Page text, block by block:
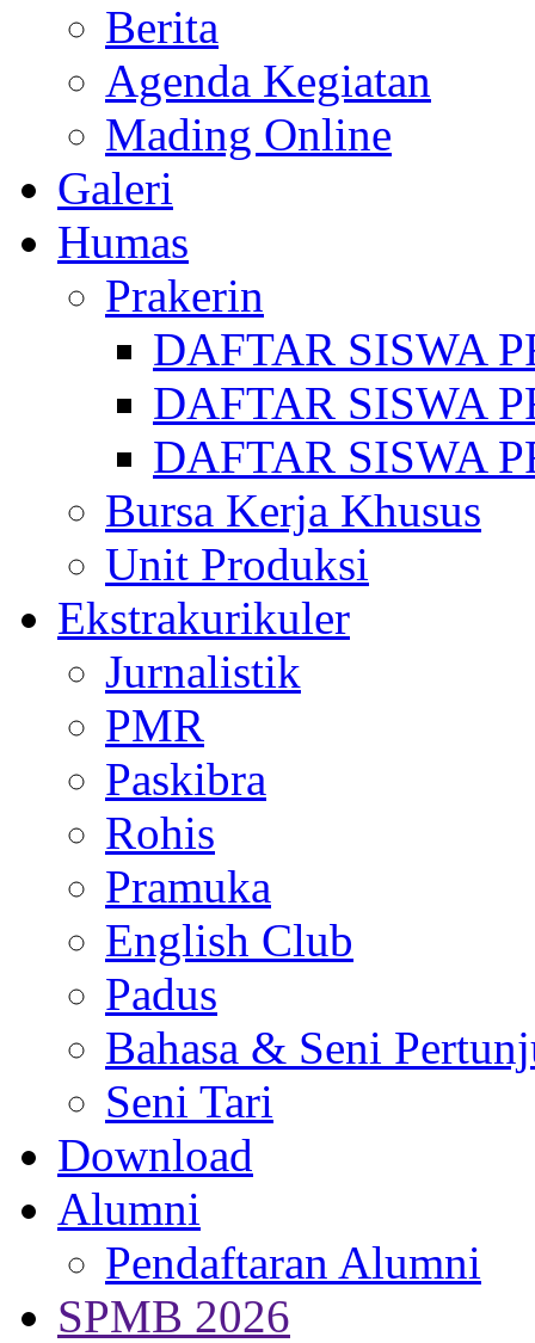
Berita
Agenda Kegiatan
Mading Online
Galeri
Humas
Prakerin
DAFTAR SISWA
DAFTAR SISWA
DAFTAR SISWA
Bursa Kerja Khusus
Unit Produksi
Ekstrakurikuler
Jurnalistik
PMR
Paskibra
Rohis
Pramuka
English Club
Padus
Bahasa & Seni
Seni Tari
Download
Alumni
Pendaftaran Alumni
SPMB 2026